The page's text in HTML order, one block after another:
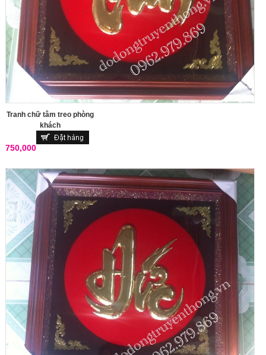
Tranh chữ tâm treo phòng
khách
750,000